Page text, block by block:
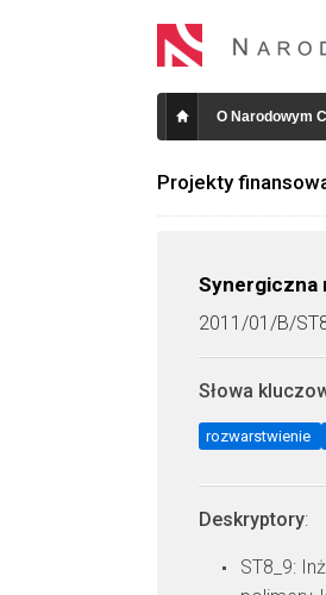
O Narodowym
Projekty
Synergiczna
2011/01/B/
Słowa
rozwarstwienie
Deskryptory:
ST8_9: